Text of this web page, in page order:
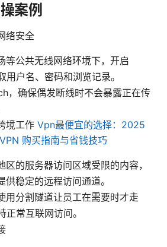
案例
络安全
等公共无线网络环境下，开启
用户名、密码和浏览记录。
，确保偶发断线时不会暴露正在传
境工作 Vpn最便宜的选择：2025
购买指南与省钱技巧
区的服务器访问区域受限的内容，
供稳定的远程访问通道。
用分割隧道让员工在需要时才走
正常互联网访问。